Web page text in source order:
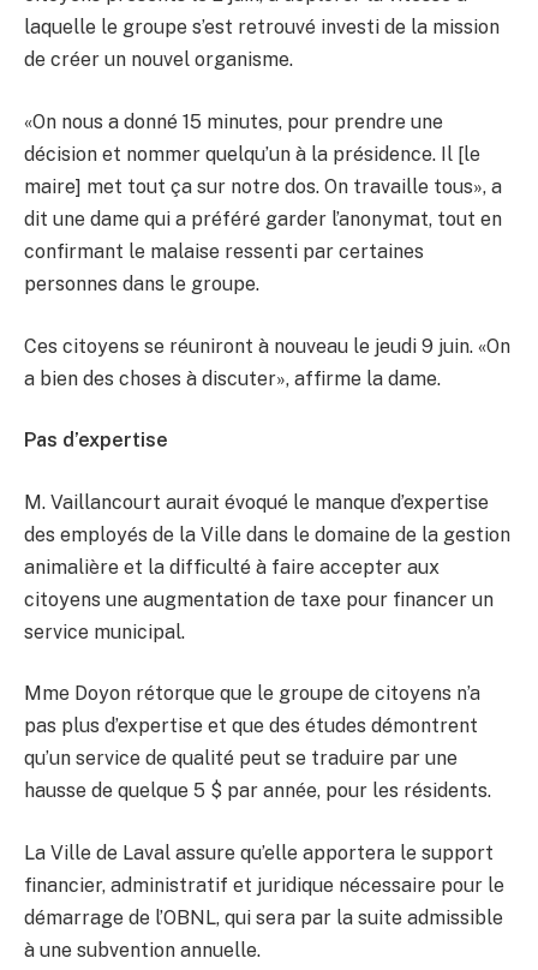
laquelle le groupe s’est retrouvé investi de la mission
de créer un nouvel organisme.
«On nous a donné 15 minutes, pour prendre une
décision et nommer quelqu’un à la présidence. Il [le
maire] met tout ça sur notre dos. On travaille tous», a
dit une dame qui a préféré garder l’anonymat, tout en
confirmant le malaise ressenti par certaines
personnes dans le groupe.
Ces citoyens se réuniront à nouveau le jeudi 9 juin. «On
a bien des choses à discuter», affirme la dame.
Pas d’expertise
M. Vaillancourt aurait évoqué le manque d’expertise
des employés de la Ville dans le domaine de la gestion
animalière et la difficulté à faire accepter aux
citoyens une augmentation de taxe pour financer un
service municipal.
Mme Doyon rétorque que le groupe de citoyens n’a
pas plus d’expertise et que des études démontrent
qu’un service de qualité peut se traduire par une
hausse de quelque 5 $ par année, pour les résidents.
La Ville de Laval assure qu’elle apportera le support
financier, administratif et juridique nécessaire pour le
démarrage de l’OBNL, qui sera par la suite admissible
à une subvention annuelle.